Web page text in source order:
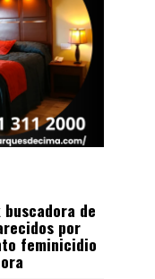
buscadora de
por
feminicidio